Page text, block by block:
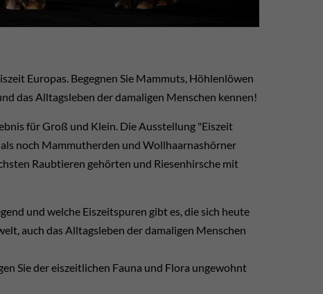
Europas. Begegnen Sie Mammuts, Höhlenlöwen
das Alltagsleben der damaligen Menschen kennen!
für Groß und Klein. Die Ausstellung "Eiszeit
noch Mammutherden und Wollhaarnashörner
Raubtieren gehörten und Riesenhirsche mit
und welche Eiszeitspuren gibt es, die sich heute
auch das Alltagsleben der damaligen Menschen
Sie der eiszeitlichen Fauna und Flora ungewohnt